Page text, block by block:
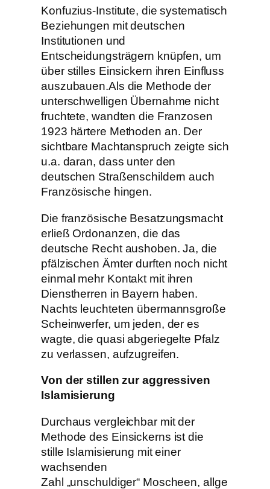
Konfuzius-Institute, die systematisch
Beziehungen mit deutschen
Institutionen und
Entscheidungsträgern knüpfen, um
über stilles Einsickern ihren Einfluss
auszubauen.Als die Methode der
unterschwelligen Übernahme nicht
fruchtete, wandten die Franzosen
1923 härtere Methoden an. Der
sichtbare Machtanspruch zeigte sich
u.a. daran, dass unter den
deutschen Straßenschildern auch
Französische hingen.
Die französische Besatzungsmacht
erließ Ordonanzen, die das
deutsche Recht aushoben. Ja, die
pfälzischen Ämter durften noch nicht
einmal mehr Kontakt mit ihren
Dienstherren in Bayern haben.
Nachts leuchteten übermannsgroße
Scheinwerfer, um jeden, der es
wagte, die quasi abgeriegelte Pfalz
zu verlassen, aufzugreifen.
Von der stillen zur aggressiven
Islamisierung
Durchaus vergleichbar mit der
Methode des Einsickerns ist die
stille Islamisierung mit einer
wachsenden
Zahl „unschuldiger“ Moscheen, allge